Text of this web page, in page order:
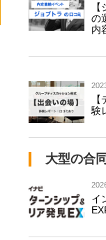
の
内
験
大型の合
イ